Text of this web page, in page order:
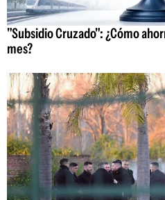
"Subsidio Cruzado": ¿Cómo
mes?